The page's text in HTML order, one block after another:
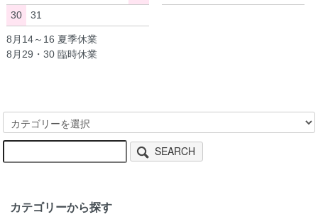
30
31
8月14～16 夏季休業
8月29・30 臨時休業
SEARCH
カテゴリーから探す